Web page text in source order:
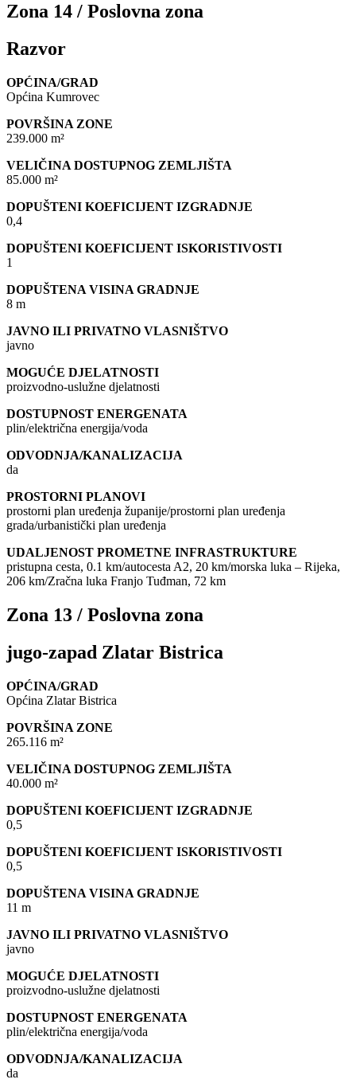
Zona 14 / Poslovna zona
Razvor
OPĆINA/GRAD
Općina Kumrovec
POVRŠINA ZONE
239.000 m²
VELIČINA DOSTUPNOG ZEMLJIŠTA
85.000 m²
DOPUŠTENI KOEFICIJENT IZGRADNJE
0,4
DOPUŠTENI KOEFICIJENT ISKORISTIVOSTI
1
DOPUŠTENA VISINA GRADNJE
8 m
JAVNO ILI PRIVATNO VLASNIŠTVO
javno
MOGUĆE DJELATNOSTI
proizvodno-uslužne djelatnosti
DOSTUPNOST ENERGENATA
plin/električna energija/voda
ODVODNJA/KANALIZACIJA
da
PROSTORNI PLANOVI
prostorni plan uređenja županije/prostorni plan uređenja
grada/urbanistički plan uređenja
UDALJENOST PROMETNE INFRASTRUKTURE
pristupna cesta, 0.1 km/autocesta A2, 20 km/morska luka – Rijeka,
206 km/Zračna luka Franjo Tuđman, 72 km
Zona 13 / Poslovna zona
jugo-zapad Zlatar Bistrica
OPĆINA/GRAD
Općina Zlatar Bistrica
POVRŠINA ZONE
265.116 m²
VELIČINA DOSTUPNOG ZEMLJIŠTA
40.000 m²
DOPUŠTENI KOEFICIJENT IZGRADNJE
0,5
DOPUŠTENI KOEFICIJENT ISKORISTIVOSTI
0,5
DOPUŠTENA VISINA GRADNJE
11 m
JAVNO ILI PRIVATNO VLASNIŠTVO
javno
MOGUĆE DJELATNOSTI
proizvodno-uslužne djelatnosti
DOSTUPNOST ENERGENATA
plin/električna energija/voda
ODVODNJA/KANALIZACIJA
da